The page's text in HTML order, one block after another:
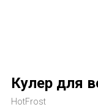
Кулер для
HotFrost